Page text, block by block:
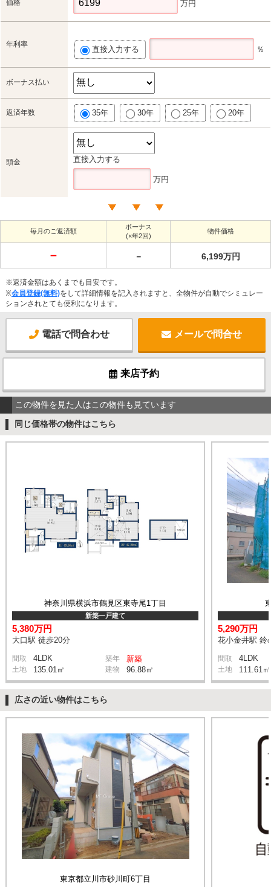
価格 万円
年利率
直接入力する ％
ボーナス払い
返済年数 35年 30年 25年 20年
頭金 直接入力する
万円
毎月のご返済額
ボーナス
(×年2回)
物件価格
－ － 6,199万円
※返済金額はあくまでも目安です。
※会員登録(無料)をして詳細情報を記入されますと、全物件が自動でシミュレー
ションされとても便利になります。
電話で問合わせ メールで問合せ
来店予約
この物件を見た人はこの物件も見ています
同じ価格帯の物件はこちら
神奈川県横浜市鶴見区東寺尾1丁目
新築一戸建て
5,380万円
大口駅 徒歩20分
間取 4LDK 築年 新築
土地 135.01㎡ 建物 96.88㎡
5,290万円
花小金井駅 鈴
間取 4LDK
土地 111.61㎡
広さの近い物件はこちら
東京都立川市砂川町6丁目